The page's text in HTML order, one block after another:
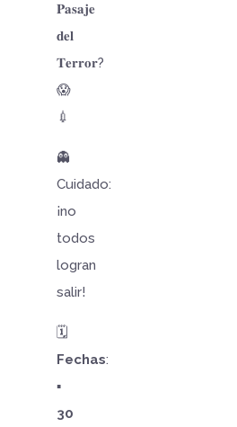
𝐏𝐚𝐬𝐚𝐣𝐞
𝐝𝐞𝐥
𝐓𝐞𝐫𝐫𝐨𝐫?
😱
💉
👻
Cuidado:
¡no
todos
logran
salir!
🗓️
Fechas:
▪️
30